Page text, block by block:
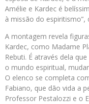
Amélie e Kardec é
à missão do espiritismo”,
A montagem revela
Kardec, como Madame
Rebuti. É através dela
o mundo espiritual,
O elenco se completa
Fabiano, que dão vida a
Professor Pestalozzi e o